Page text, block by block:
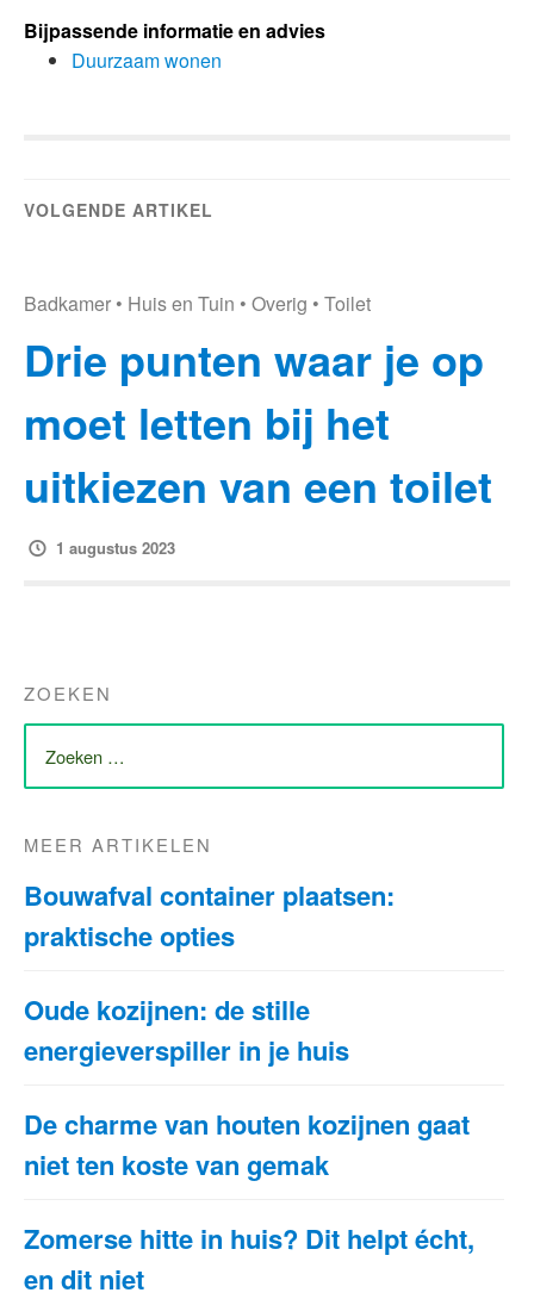
Bijpassende informatie en advies
Duurzaam wonen
VOLGENDE ARTIKEL
Badkamer • Huis en Tuin • Overig • Toilet
Drie punten waar je op
moet letten bij het
uitkiezen van een toilet
1 augustus 2023
ZOEKEN
ZOEK
NAAR:
MEER ARTIKELEN
Bouwafval container plaatsen:
praktische opties
Oude kozijnen: de stille
energieverspiller in je huis
De charme van houten kozijnen gaat
niet ten koste van gemak
Zomerse hitte in huis? Dit helpt écht,
en dit niet